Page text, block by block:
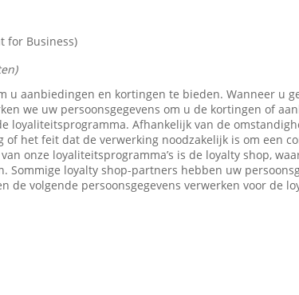
for Business)
u aanbiedingen en kortingen te bieden. Wanneer u
we uw persoonsgegevens om u de kortingen of
loyaliteitsprogramma. Afhankelijk van de
het feit dat de verwerking noodzakelijk is om een
onze loyaliteitsprogramma’s is de loyalty shop,
loyalty shop-partners hebben uw
de volgende persoonsgegevens verwerken voor de